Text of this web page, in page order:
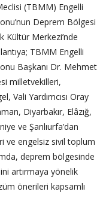
(TBMM) Engelli
Deprem Bölgesi
Kültür Merkezi’nde
TBMM Engelli
Başkanı Dr. Mehmet
milletvekilleri,
Vali Yardımcısı Oray
Diyarbakır, Elâzığ,
ve Şanlıurfa’dan
ve engelsiz sivil toplum
deprem bölgesinde
artırmaya yönelik
önerileri kapsamlı